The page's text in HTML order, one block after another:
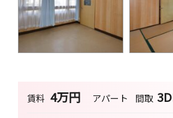
賃料 4万円 アパート 間取